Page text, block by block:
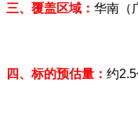
三、覆盖区域： 华南（
四、标的预估量： 约